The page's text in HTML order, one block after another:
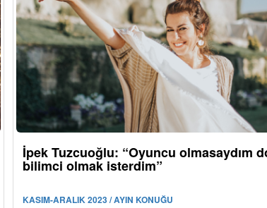
İpek Tuzcuoğlu: “Oyuncu olmasaydım
bilimci olmak isterdim”
KASIM-ARALIK 2023 / AYIN KONUĞU